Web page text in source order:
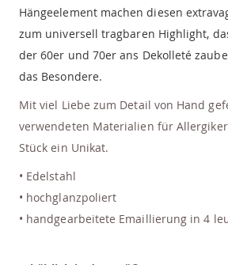
Hängeelement machen diesen
zum universell tragbaren Highlight,
der 60er und 70er ans Dekolleté
das Besondere.
Mit viel Liebe zum Detail von Hand
verwendeten Materialien für Allergiker
Stück ein Unikat.
• Edelstahl
• hochglanzpoliert
• handgearbeitete Emaillierung in 4